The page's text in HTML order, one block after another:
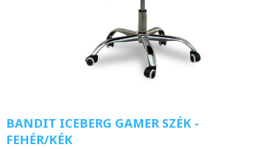
BANDIT ICEBERG GAMER SZÉK -
FEHÉR/KÉK